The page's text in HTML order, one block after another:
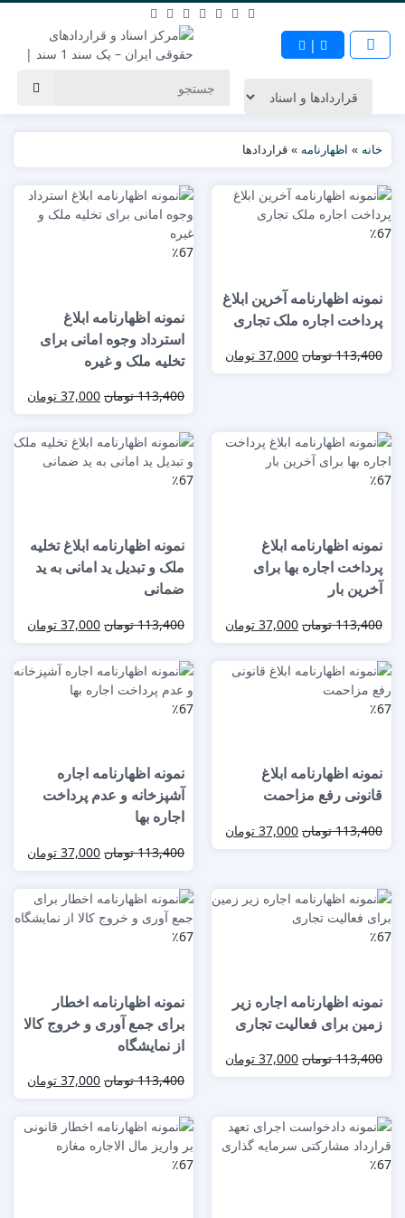
|
خانه » اظهارنامه » قراردادها
٪67
نمونه اظهارنامه آخرین ابلاغ
پرداخت اجاره ملک تجاری
113,400 تومان 37,000 تومان
٪67
نمونه اظهارنامه ابلاغ
استرداد وجوه امانی برای
تخلیه ملک و غیره
113,400 تومان 37,000 تومان
٪67
نمونه اظهارنامه ابلاغ
پرداخت اجاره بها برای
آخرین بار
113,400 تومان 37,000 تومان
٪67
نمونه اظهارنامه ابلاغ تخلیه
ملک و تبدیل ید امانی به ید
ضمانی
113,400 تومان 37,000 تومان
٪67
نمونه اظهارنامه ابلاغ
قانونی رفع مزاحمت
113,400 تومان 37,000 تومان
٪67
نمونه اظهارنامه اجاره
آشپزخانه و عدم پرداخت
اجاره بها
113,400 تومان 37,000 تومان
٪67
نمونه اظهارنامه اجاره زیر
زمین برای فعالیت تجاری
113,400 تومان 37,000 تومان
٪67
نمونه اظهارنامه اخطار
برای جمع آوری و خروج کالا
از نمایشگاه
113,400 تومان 37,000 تومان
٪67 ٪67